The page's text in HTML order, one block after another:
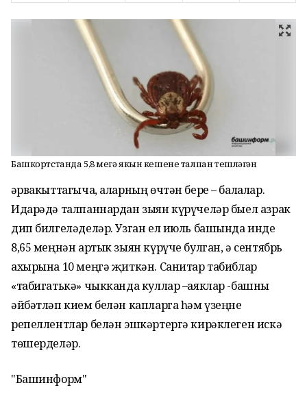
Башкортстанда 5,8 меңгә якын кешене талпан тешләгән
Һәрвакыттагыча, аларның өчтән бере – балалар.
Идарәдә талпаннардан зыян күрүчеләр быел азрак
дип билгеләделәр. Узган ел июль башында инде
8,65 меңнән артык зыян күрүче булган, ә сентябрь
ахырына 10 меңгә җиткән. Санитар табиблар
«табигатькә» чыкканда куллар –аяклар -башны
әйбәтләп кием белән капларга һәм үзеңне
репеллентлар белән эшкәртергә кирәклеген искә
төшерделәр.
"Башинформ"